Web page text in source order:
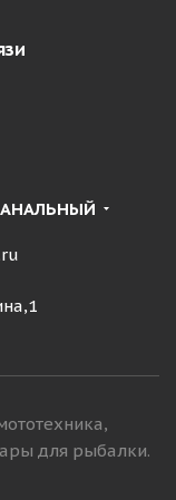
для рыбалки.